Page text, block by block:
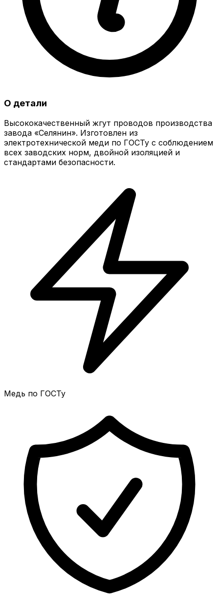
О детали
Высококачественный жгут проводов производства
завода «Селянин». Изготовлен из
электротехнической меди по ГОСТу с соблюдением
всех заводских норм, двойной изоляцией и
стандартами безопасности.
Медь по ГОСТу